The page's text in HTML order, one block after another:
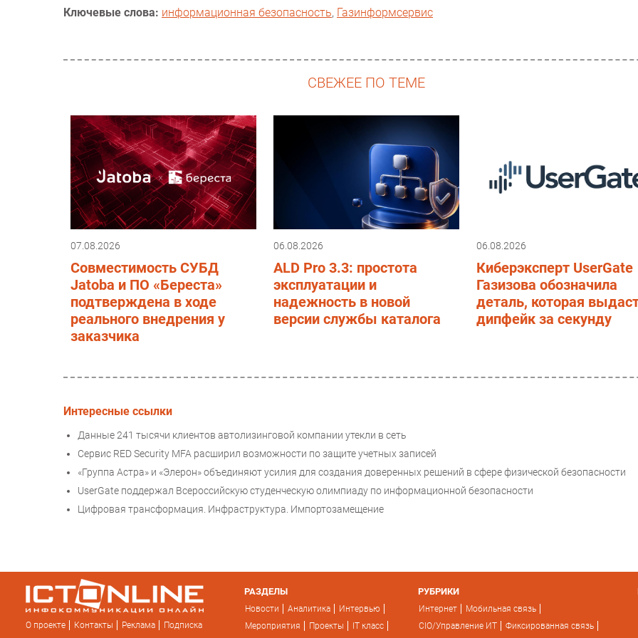
Ключевые слова: информационная безопасность, Газинформсервис
СВЕЖЕЕ ПО ТЕМЕ
07.08.2026
Совместимость СУБД
Jatoba и ПО «Береста»
подтверждена в ходе
реального внедрения у
заказчика
06.08.2026
ALD Pro 3.3: простота
эксплуатации и
надежность в новой
версии службы каталога
06.08.2026
Киберэксперт UserGate
Газизова обозначила
деталь, которая
дипфейк за секунду
Интересные ссылки
Данные 241 тысячи клиентов автолизинговой компании утекли в сеть
Сервис RED Security MFA расширил возможности по защите учетных записей
«Группа Астра» и «Элерон» объединяют усилия для создания доверенных решений в сфере физической безопасности
UserGate поддержал Всероссийскую студенческую олимпиаду по информационной безопасности
Цифровая трансформация. Инфраструктура. Импортозамещение
О проекте Контакты Реклама
Подписка
РАЗДЕЛЫ
Новости Аналитика
Интервью
Мероприятия
Проекты IT класс
РУБРИКИ
Интернет
Мобильная связь
CIO/Управление ИТ
Фиксированная связь